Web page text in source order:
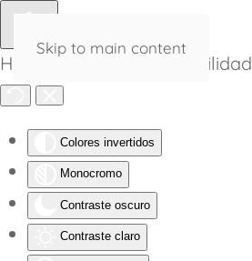
Herramientas de Accesibilidad
Colores invertidos
Monocromo
Contraste oscuro
Contraste claro
Skip to main content